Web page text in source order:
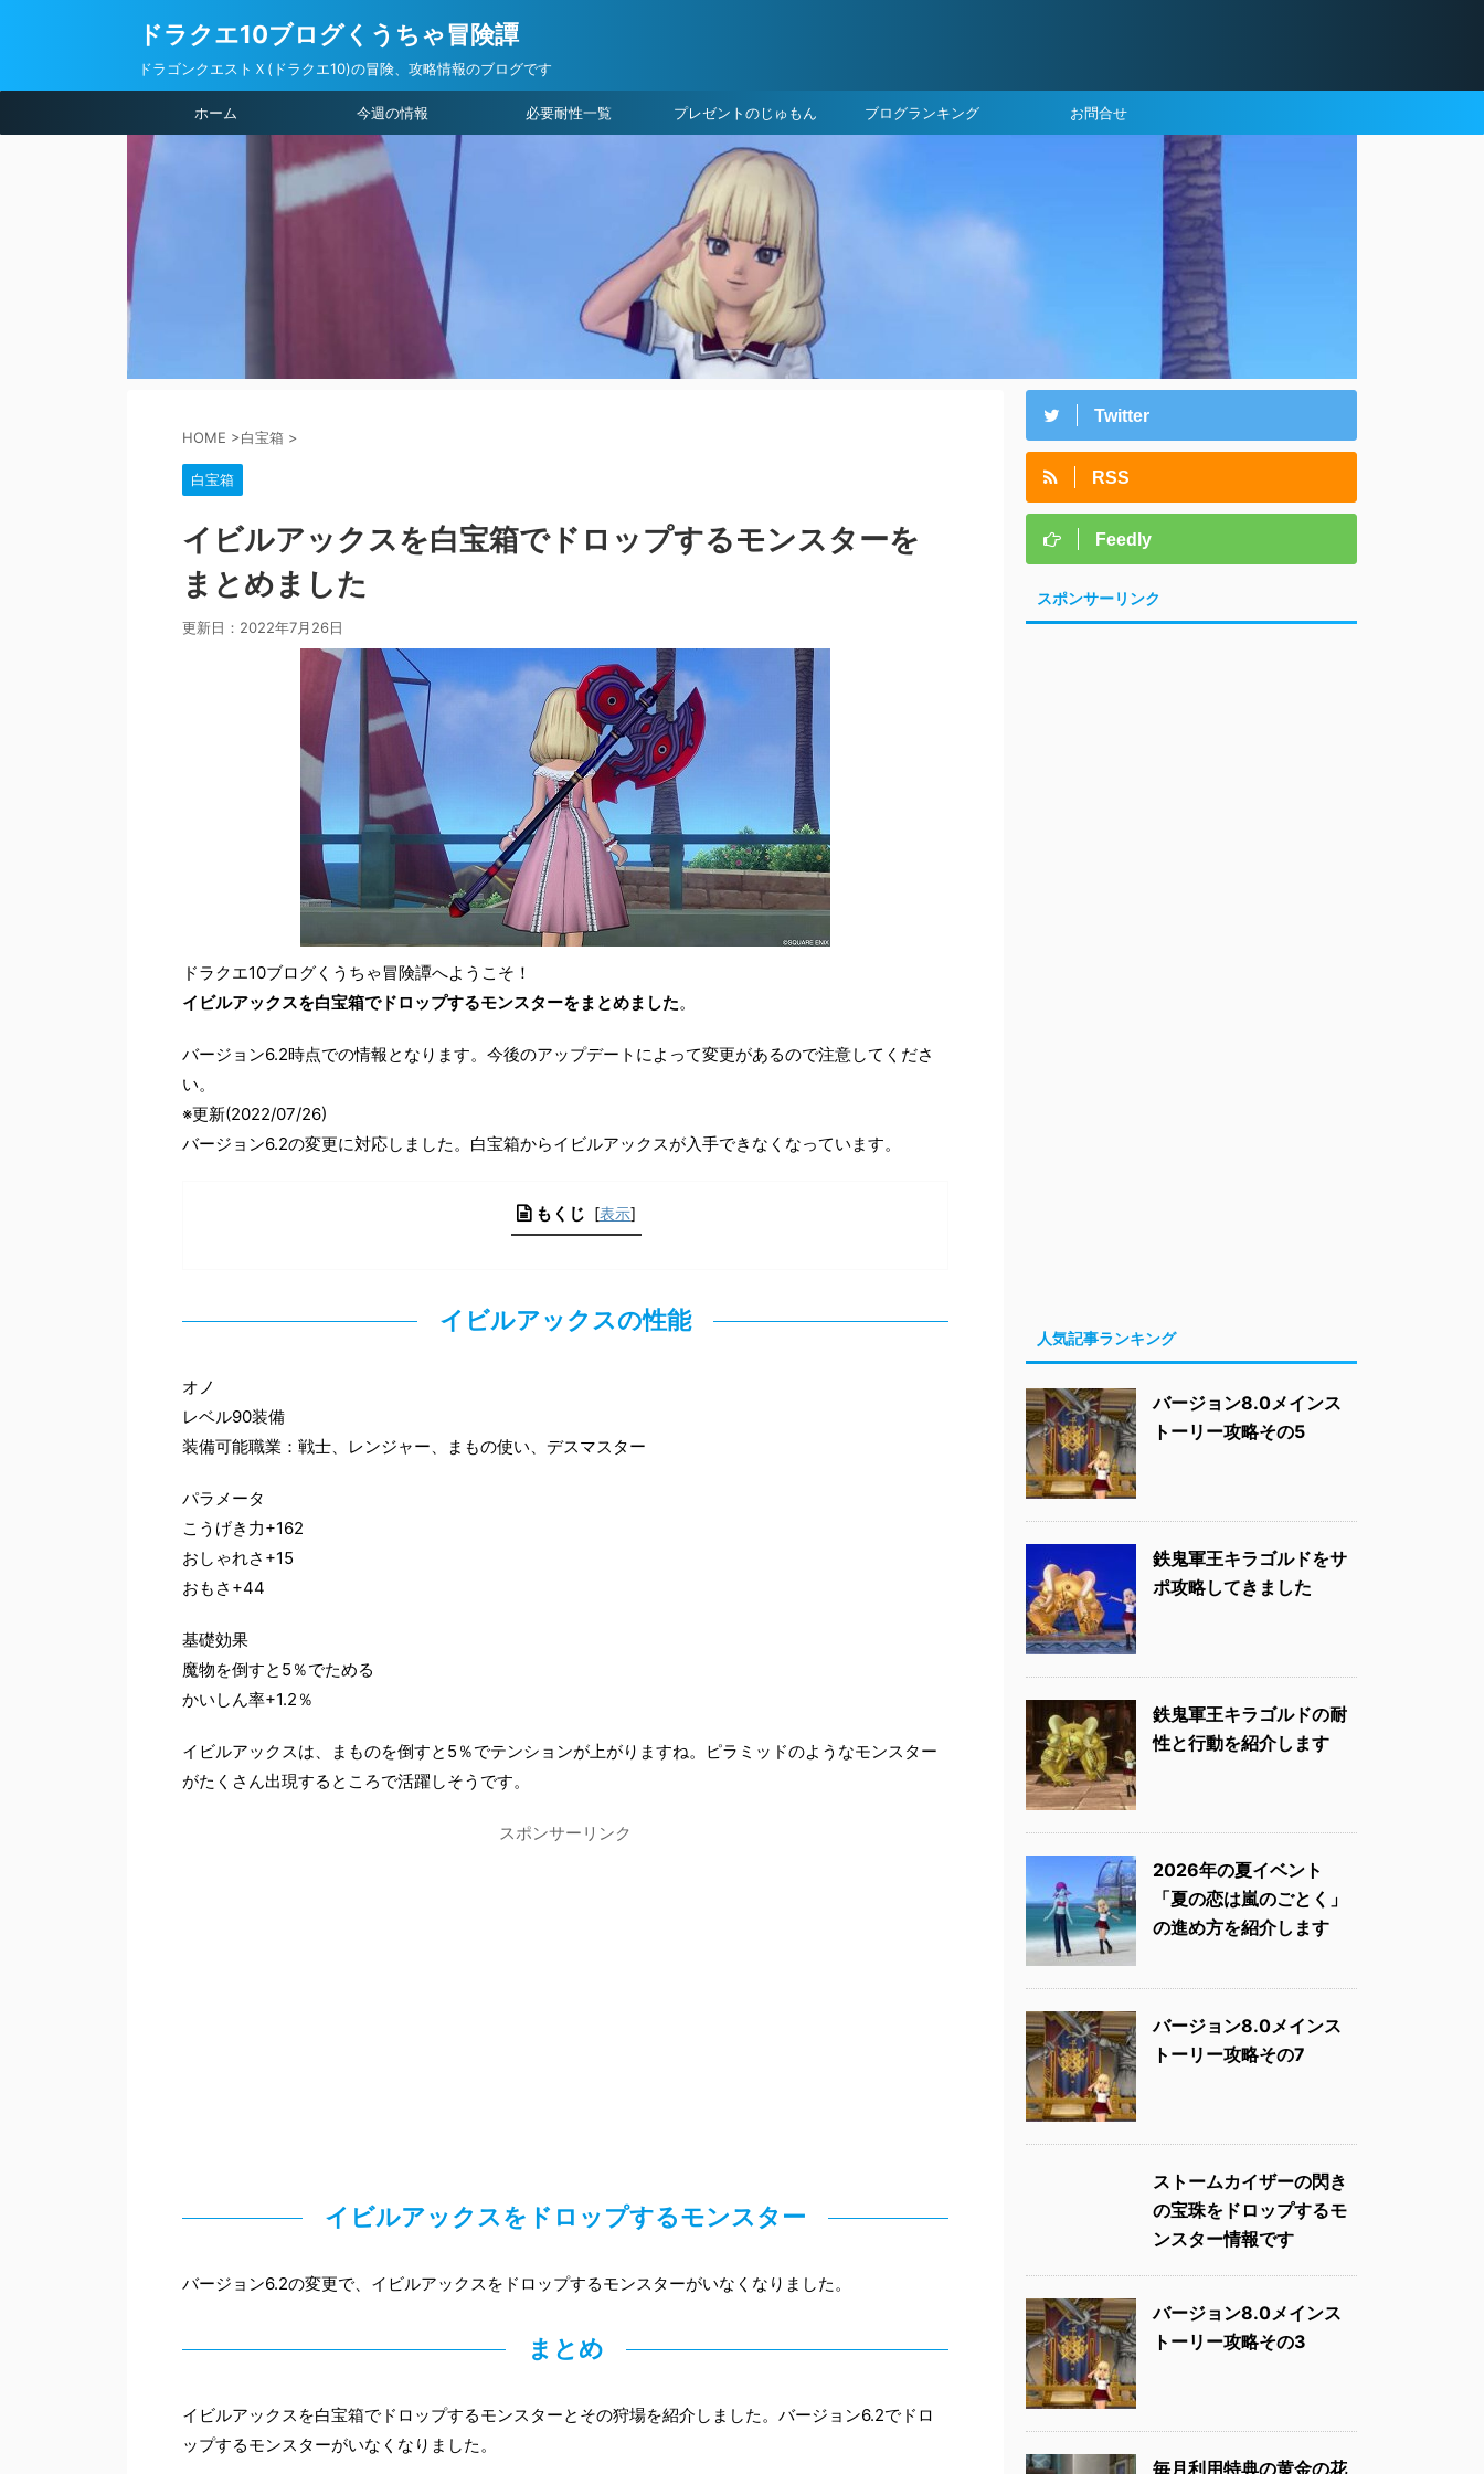
ドラクエ10ブログくうちゃ冒険譚
ドラゴンクエストＸ(ドラクエ10)の冒険、攻略情報のブログです
ホーム 今週の情報 必要耐性一覧 プレゼントのじゅもん ブログランキング お問合せ
HOME >白宝箱 >
白宝箱
イビルアックスを白宝箱でドロップするモンスターを
まとめました
更新日： 2022年7月26日
ドラクエ10ブログくうちゃ冒険譚へようこそ！
イビルアックスを白宝箱でドロップするモンスターをまとめました。
バージョン6.2時点での情報となります。今後のアップデートによって変更があるので注意してくださ
い。
※更新(2022/07/26)
バージョン6.2の変更に対応しました。白宝箱からイビルアックスが入手できなくなっています。
もくじ [表示]
イビルアックスの性能
オノ
レベル90装備
装備可能職業：戦士、レンジャー、まもの使い、デスマスター
パラメータ
こうげき力+162
おしゃれさ+15
おもさ+44
基礎効果
魔物を倒すと5％でためる
かいしん率+1.2％
イビルアックスは、まものを倒すと5％でテンションが上がりますね。ピラミッドのようなモンスター
がたくさん出現するところで活躍しそうです。
スポンサーリンク
イビルアックスをドロップするモンスター
バージョン6.2の変更で、イビルアックスをドロップするモンスターがいなくなりました。
まとめ
イビルアックスを白宝箱でドロップするモンスターとその狩場を紹介しました。バージョン6.2でドロ
ップするモンスターがいなくなりました。
Twitter
RSS
Feedly
スポンサーリンク
人気記事ランキング
バージョン8.0メインス
トーリー攻略その5
鉄鬼軍王キラゴルドをサ
ポ攻略してきました
鉄鬼軍王キラゴルドの耐
性と行動を紹介します
2026年の夏イベント
「夏の恋は嵐のごとく」
の進め方を紹介します
バージョン8.0メインス
トーリー攻略その7
ストームカイザーの閃き
の宝珠をドロップするモ
ンスター情報です
バージョン8.0メインス
トーリー攻略その3
毎月利用特典の黄金の花